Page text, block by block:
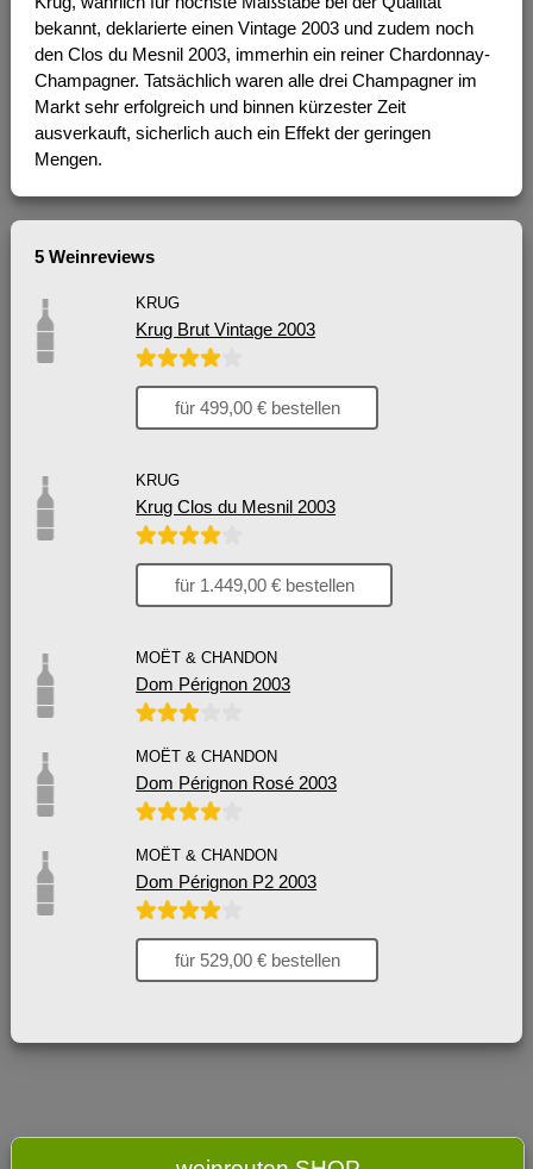
bekannt, deklarierte einen Vintage 2003 und zudem noch
den Clos du Mesnil 2003, immerhin ein reiner Chardonnay-
Champagner. Tatsächlich waren alle drei Champagner im
Markt sehr erfolgreich und binnen kürzester Zeit
ausverkauft, sicherlich auch ein Effekt der geringen
Mengen.
5 Weinreviews
KRUG
Krug Brut Vintage 2003
für 499,00 € bestellen
KRUG
Krug Clos du Mesnil 2003
für 1.449,00 € bestellen
MOËT & CHANDON
Dom Pérignon 2003
MOËT & CHANDON
Dom Pérignon Rosé 2003
MOËT & CHANDON
Dom Pérignon P2 2003
für 529,00 € bestellen